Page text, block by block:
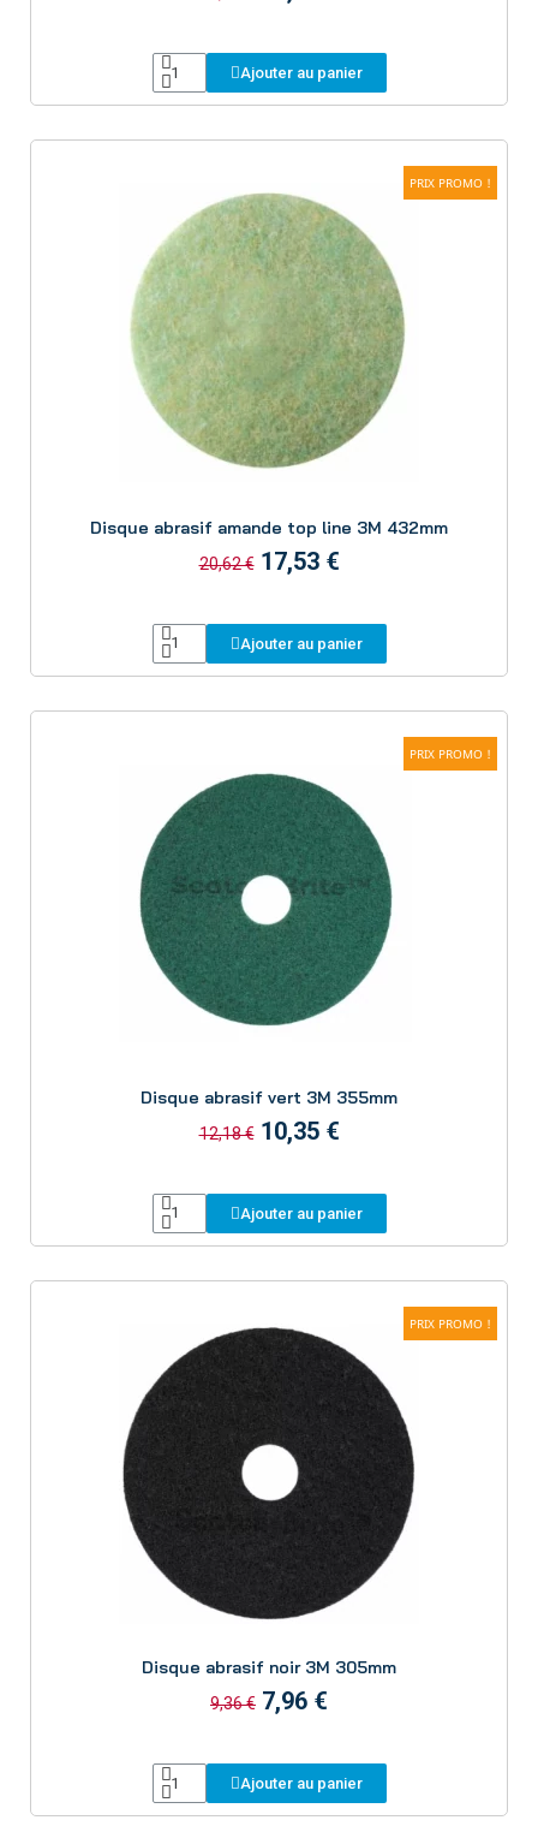
Ajouter au panier
PRIX PROMO !
Disque abrasif amande top line 3M 432mm
20,62 € 17,53 €
Ajouter au panier
PRIX PROMO !
Disque abrasif vert 3M 355mm
12,18 € 10,35 €
Ajouter au panier
PRIX PROMO !
Disque abrasif noir 3M 305mm
9,36 € 7,96 €
Ajouter au panier